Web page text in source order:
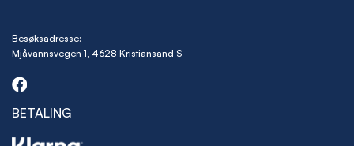
Besøksadresse:
Mjåvannsvegen 1, 4628 Kristiansand S
BETALING